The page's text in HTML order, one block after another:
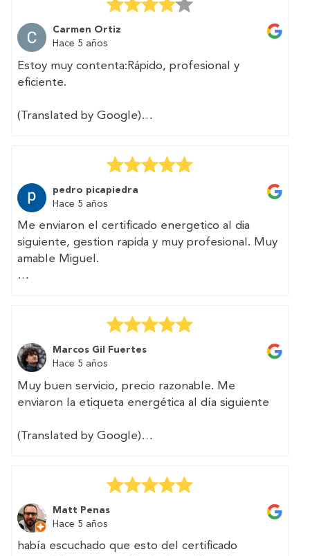
Carmen Ortiz
Hace 5 años
Estoy muy contenta:Rápido, profesional y
eficiente.
(Translated by Google)
pedro picapiedra
Hace 5 años
Me enviaron el certificado energetico al dia
siguiente, gestion rapida y muy profesional. Muy
amable Miguel.
day, fast and very professional management.
Very kind Miguel.
Marcos Gil Fuertes
Hace 5 años
Muy buen servicio, precio razonable. Me
enviaron la etiqueta energética al día siguiente
(Translated by Google)
Matt Penas
Hace 5 años
había escuchado que esto del certificado